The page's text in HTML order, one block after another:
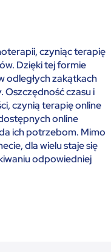
czyniąc terapię
Dzięki tej formie
odległych zakątkach
czasu i
czynią terapię online
online
ich potrzebom. Mimo
dla wielu staje się
odpowiedniej